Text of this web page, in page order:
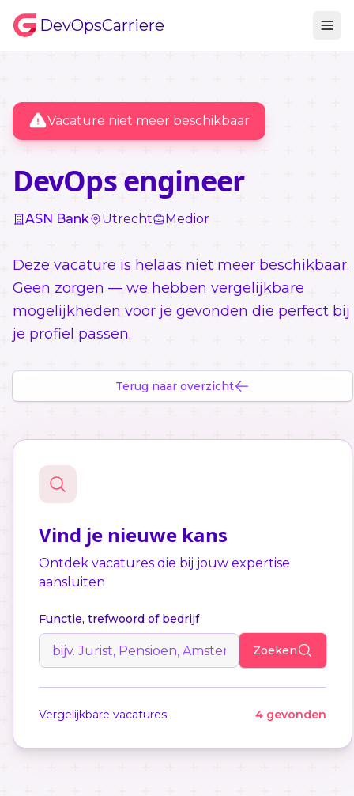
DevOpsCarriere
Vacature niet meer beschikbaar
DevOps engineer
ASN Bank Utrecht Medior
Deze vacature is helaas niet meer beschikbaar.
Geen zorgen — we hebben vergelijkbare
mogelijkheden voor je gevonden die perfect bij
je profiel passen.
Terug naar overzicht
Vind je nieuwe kans
Ontdek vacatures die bij jouw expertise
aansluiten
Functie, trefwoord of bedrijf
Zoeken
Vergelijkbare vacatures 4 gevonden